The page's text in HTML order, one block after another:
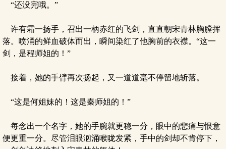
“还没完哦。”
许有霜一扬手，召出一柄赤红的飞剑，直直朝宋青林胸膛挥
落。喷涌的鲜血破体而出，瞬间染红了他胸前的衣襟。“这一
剑，是程师姐的！”
接着，她的手臂再次扬起，又一道道毫不停留地斩落。
“这是何姐妹的！这是秦师姐的！”
每念出一个名字，她的手腕就更稳一分，眼中的悲痛与恨意
便更重一分。尽管泪眼汹涌喉咙发紧，手中的剑却不肯停下，